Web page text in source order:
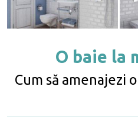
O baie la
Cum să amenajezi